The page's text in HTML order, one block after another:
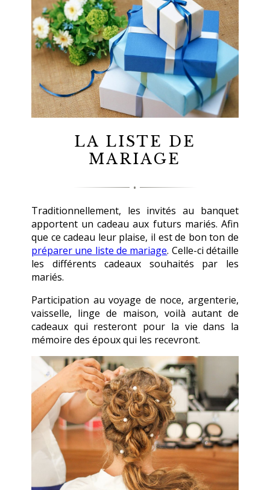
LA LISTE DE
MARIAGE
Traditionnellement, les invités au banquet
apportent un cadeau aux futurs mariés. Afin
que ce cadeau leur plaise, il est de bon ton de
préparer une liste de mariage. Celle-ci détaille
les différents cadeaux souhaités par les
mariés.
Participation au voyage de noce, argenterie,
vaisselle, linge de maison, voilà autant de
cadeaux qui resteront pour la vie dans la
mémoire des époux qui les recevront.